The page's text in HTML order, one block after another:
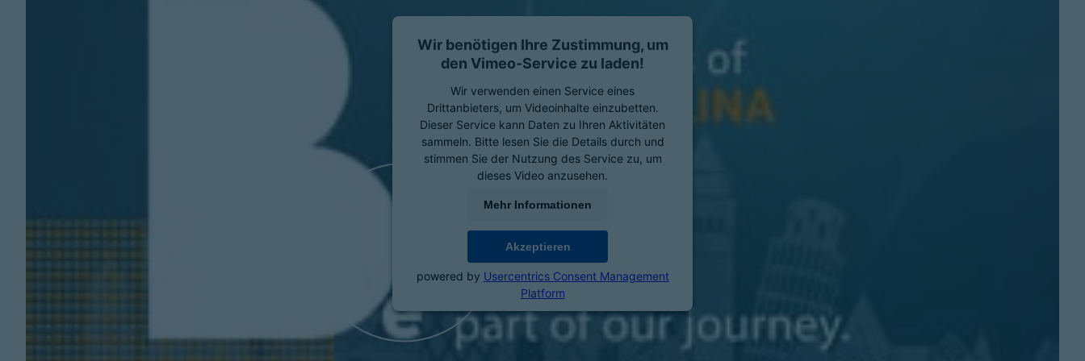
Wir benötigen Ihre Zustimmung, um
den Vimeo-Service zu laden!
Wir verwenden einen Service eines
Drittanbieters, um Videoinhalte einzubetten.
Dieser Service kann Daten zu Ihren Aktivitäten
sammeln. Bitte lesen Sie die Details durch und
stimmen Sie der Nutzung des Service zu, um
dieses Video anzusehen.
Mehr Informationen
Akzeptieren
powered by Usercentrics Consent Management
Platform